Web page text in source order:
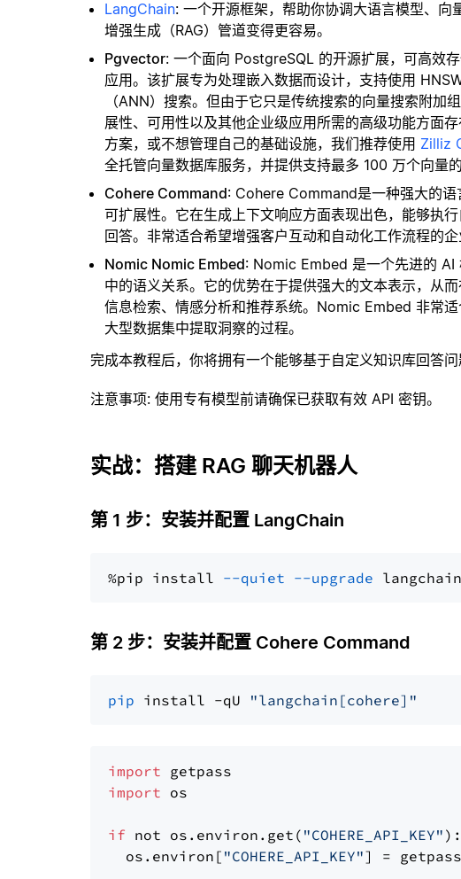
LangChain: 一个开源框架，帮助你协调大语言模型、
增强生成（RAG）管道变得更容易。
Pgvector: 一个面向 PostgreSQL 的开源扩展，可高效
应用。该扩展专为处理嵌入数据而设计，支持使用
（ANN）搜索。但由于它只是传统搜索的向量搜索附加
展性、可用性以及其他企业级应用所需的高级功能方面
方案，或不想管理自己的基础设施，我们推荐使用 Zilliz
全托管向量数据库服务，并提供支持最多 100 万个向量
Cohere Command: Cohere Command是一种强大的
可扩展性。它在生成上下文响应方面表现出色，能够执
回答。非常适合希望增强客户互动和自动化工作流程的
Nomic Nomic Embed: Nomic Embed 是一个先进的 AI
中的语义关系。它的优势在于提供强大的文本表示，从
信息检索、情感分析和推荐系统。Nomic Embed 非常
大型数据集中提取洞察的过程。
完成本教程后，你将拥有一个能够基于自定义知识库回答问
注意事项: 使用专有模型前请确保已获取有效 API 密钥。
实战：搭建 RAG 聊天机器人
第 1 步：安装并配置 LangChain
%pip install --quiet --upgrade
第 2 步：安装并配置 Cohere Command
pip install -qU "langchain[cohere]"
import
import os
if not os.environ.get( "COHERE_API_KEY" ):
  os.environ[
"COHERE_API_KEY"] =